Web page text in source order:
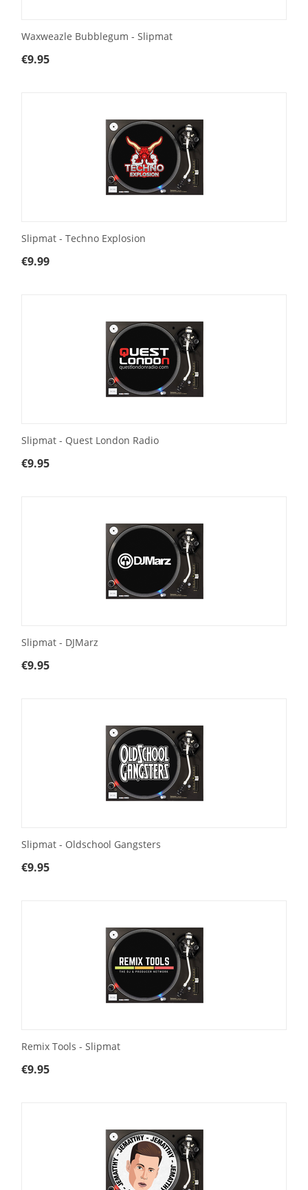
Waxweazle Bubblegum - Slipmat
€9.95
Slipmat - Techno Explosion
€9.99
Slipmat - Quest London Radio
€9.95
Slipmat - DJMarz
€9.95
Slipmat - Oldschool Gangsters
€9.95
Remix Tools - Slipmat
€9.95